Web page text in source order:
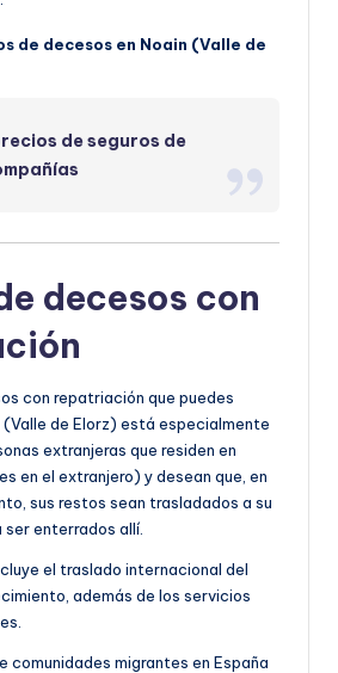
de decesos en Noain (Valle de
de seguros de
decesos con
con repatriación que puedes
de Elorz) está especialmente
extranjeras que residen en
en el extranjero) y desean que, en
sus restos sean trasladados a su
enterrados allí.
el traslado internacional del
además de los servicios
comunidades migrantes en España